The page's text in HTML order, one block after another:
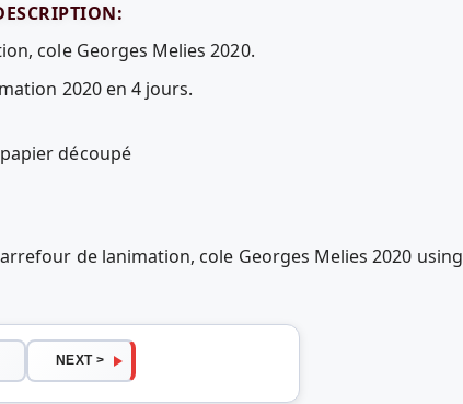
cole Georges Melies 2020.
2020 en 4 jours.
découpé
de lanimation, cole Georges Melies 2020 using
NEXT >